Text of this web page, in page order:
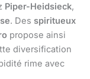
Piper-Heidsieck,
. Des spiritueux
propose ainsi
diversification
rime avec